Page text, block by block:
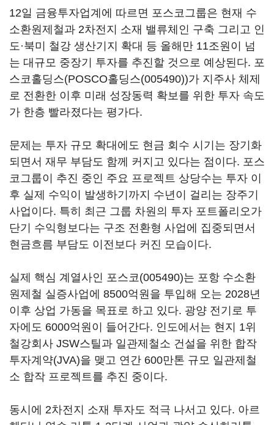
12일 금융투자업계에 따르면 포스코그룹은 현재 수
소환원제철과 2차전지 소재 밸류체인 구축 그리고 인
도·북미 철강 생산기지 확대 등 올해만 11조원이 넘
는 대규모 중장기 투자를 추진할 것으로 예상된다. 포
스코홀딩스(POSCO홀딩스(005490))가 지주사 체제
로 전환한 이후 미래 성장동력 확보를 위한 투자 속도
가 한층 빨라졌다는 평가다.
문제는 투자 규모 확대에도 현금 회수 시기는 장기화
되면서 재무 부담도 함께 커지고 있다는 점이다. 포스
코그룹이 추진 중인 주요 프로젝트 상당수는 투자 이
후 실제 수익이 발생하기까지 수년이 걸리는 장주기
사업이다. 특히 최근 그룹 차원의 투자 포트폴리오가
단기 수익형보다는 구조 전환형 사업에 집중되면서
현금흐름 부담도 이전보다 커진 모습이다.
실제 핵심 계열사인 포스코(005490)는 포항 수소환
원제철 실증사업에 8500억원을 투입해 오는 2028년
이후 상업 가동을 목표로 하고 있다. 광양 전기로 투
자에도 6000억원이 들어간다. 인도에서는 현지 1위
철강회사 JSW스틸과 일관제철소 건설을 위한 합작
투자계약(JVA)을 맺고 연간 600만톤 규모 일관제철
소 합작 프로젝트를 추진 중이다.
동시에 2차전지 소재 투자도 적극 나서고 있다. 아르